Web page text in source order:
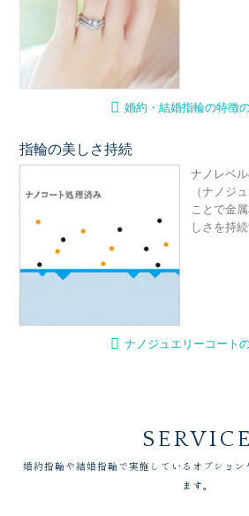
婚約・結婚指輪の特徴
指輪の美しさ持続
ナノレベ
（ナノジ
ことで金
しさを持
ナノジュエリーコート
SERVICE
婚約指輪や結婚指輪で実施しているオプション
ます。